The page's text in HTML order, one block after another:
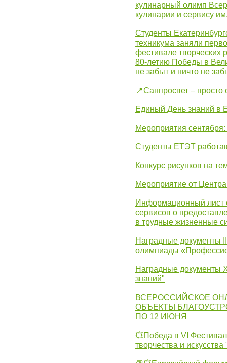
кулинарный олимп
кулинарии и сервису
Студенты
техникума заняли
фестивале
80-летию Победы в
не забыт и ничто не
📍Санпросвет –
Единый День знаний в
Мероприятия
Студенты ЕТЭТ
Конкурс рисунков на
Мероприятие от
Информационный лист
сервисов о
в трудные жизненные
Наградные документы
олимпиады
Наградные документы
знаний"
ВСЕРОССИЙСКОЕ
ОБЪЕКТЫ
ПО 12 ИЮНЯ
💥Победа в VI
творчества и